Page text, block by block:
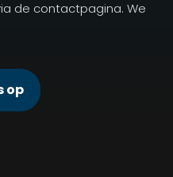
de contactpagina. We
op